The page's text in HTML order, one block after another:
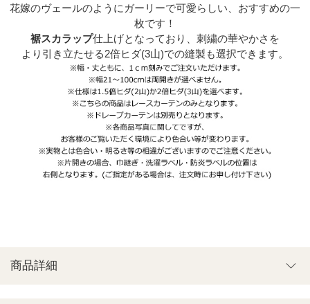
花嫁のヴェールのようにガーリーで可愛らしい、おすすめの一
枚です！
裾スカラップ仕上げとなっており、刺繍の華やかさを
より引き立たせる2倍ヒダ(3山)での縫製も選択できます。
商品詳細